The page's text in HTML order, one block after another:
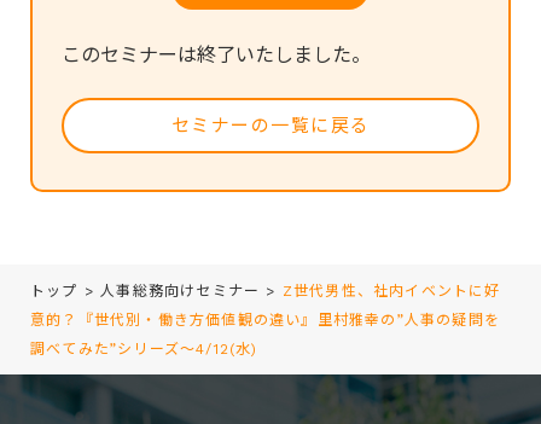
このセミナーは終了いたしました。
セミナーの一覧に戻る
トップ >人事総務向けセミナー > Z世代男性、社内イベントに好
意的？『世代別・働き方価値観の違い』里村雅幸の”人事の疑問を
調べてみた”シリーズ～4/12(水)